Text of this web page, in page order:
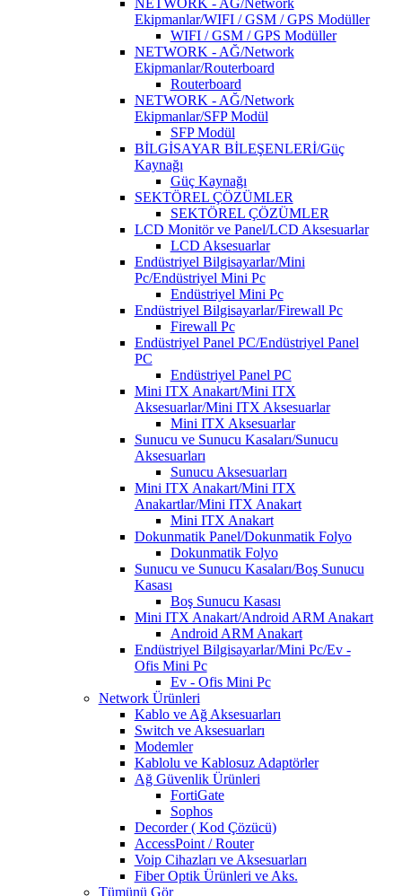
NETWORK - AĞ/Network
Ekipmanlar/WIFI / GSM / GPS Modüller
WIFI / GSM / GPS Modüller
NETWORK - AĞ/Network
Ekipmanlar/Routerboard
Routerboard
NETWORK - AĞ/Network
Ekipmanlar/SFP Modül
SFP Modül
BİLGİSAYAR BİLEŞENLERİ/Güç
Kaynağı
Güç Kaynağı
SEKTÖREL ÇÖZÜMLER
SEKTÖREL ÇÖZÜMLER
LCD Monitör ve Panel/LCD Aksesuarlar
LCD Aksesuarlar
Endüstriyel Bilgisayarlar/Mini
Pc/Endüstriyel Mini Pc
Endüstriyel Mini Pc
Endüstriyel Bilgisayarlar/Firewall Pc
Firewall Pc
Endüstriyel Panel PC/Endüstriyel Panel
PC
Endüstriyel Panel PC
Mini ITX Anakart/Mini ITX
Aksesuarlar/Mini ITX Aksesuarlar
Mini ITX Aksesuarlar
Sunucu ve Sunucu Kasaları/Sunucu
Aksesuarları
Sunucu Aksesuarları
Mini ITX Anakart/Mini ITX
Anakartlar/Mini ITX Anakart
Mini ITX Anakart
Dokunmatik Panel/Dokunmatik Folyo
Dokunmatik Folyo
Sunucu ve Sunucu Kasaları/Boş Sunucu
Kasası
Boş Sunucu Kasası
Mini ITX Anakart/Android ARM Anakart
Android ARM Anakart
Endüstriyel Bilgisayarlar/Mini Pc/Ev -
Ofis Mini Pc
Ev - Ofis Mini Pc
Network Ürünleri
Kablo ve Ağ Aksesuarları
Switch ve Aksesuarları
Modemler
Kablolu ve Kablosuz Adaptörler
Ağ Güvenlik Ürünleri
FortiGate
Sophos
Decorder ( Kod Çözücü)
AccessPoint / Router
Voip Cihazları ve Aksesuarları
Fiber Optik Ürünleri ve Aks.
Tümünü Gör